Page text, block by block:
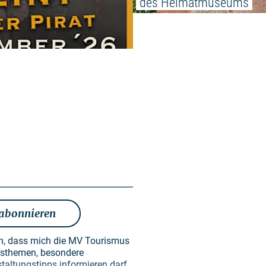
dass mich die MV Tourismus